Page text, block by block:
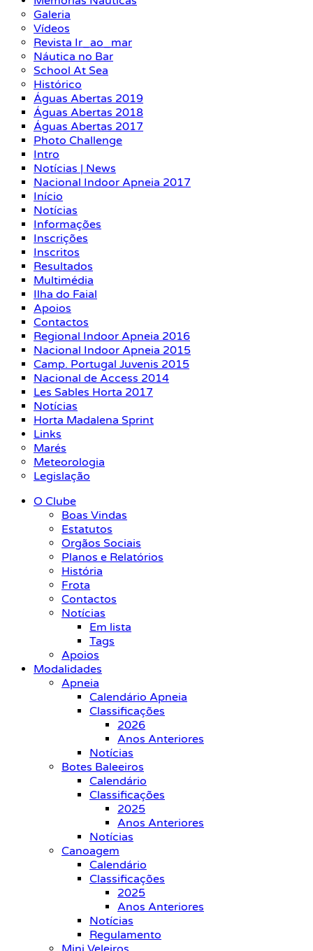
Galeria
Vídeos
Revista Ir_ao_mar
Náutica no Bar
School At Sea
Histórico
Águas Abertas 2019
Águas Abertas 2018
Águas Abertas 2017
Photo Challenge
Intro
Notícias | News
Nacional Indoor Apneia 2017
Início
Notícias
Informações
Inscrições
Inscritos
Resultados
Multimédia
Ilha do Faial
Apoios
Contactos
Regional Indoor Apneia 2016
Nacional Indoor Apneia 2015
Camp. Portugal Juvenis 2015
Nacional de Access 2014
Les Sables Horta 2017
Notícias
Horta Madalena Sprint
Links
Marés
Meteorologia
Legislação
O Clube
Boas Vindas
Estatutos
Orgãos Sociais
Planos e Relatórios
História
Frota
Contactos
Notícias
Em lista
Tags
Apoios
Modalidades
Apneia
Calendário Apneia
Classificações
2026
Anos Anteriores
Notícias
Botes Baleeiros
Calendário
Classificações
2025
Anos Anteriores
Notícias
Canoagem
Calendário
Classificações
2025
Anos Anteriores
Notícias
Regulamento